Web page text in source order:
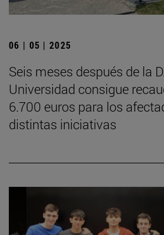
06 | 05 | 2025
Seis meses después de la
Universidad consigue
6.700 euros para los
distintas iniciativas